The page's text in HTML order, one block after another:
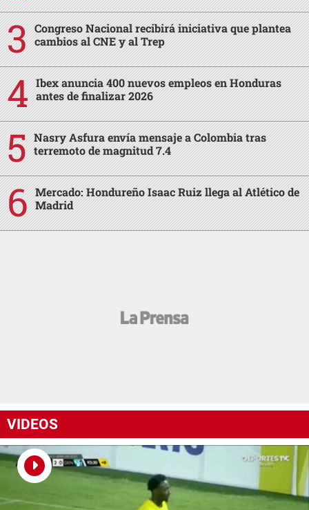
Congreso Nacional recibirá iniciativa que plantea
cambios al CNE y al Trep
Ibex anuncia 400 nuevos empleos en Honduras
antes de finalizar 2026
Nasry Asfura envía mensaje a Colombia tras
terremoto de magnitud 7.4
Mercado: Hondureño Isaac Ruiz llega al Atlético de
Madrid
VIDEOS